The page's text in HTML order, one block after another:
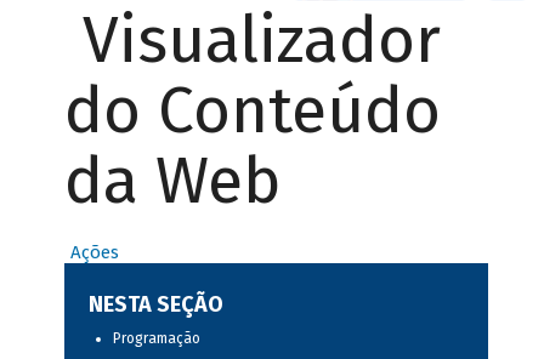
Visualizador
do Conteúdo
da Web
Ações
NESTA SEÇÃO
Programação